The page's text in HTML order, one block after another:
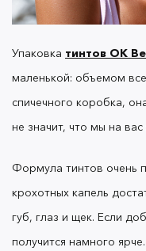
2. Тинты
продукты, тинты
морщинки на губах.
Мы рекомендуем
Упаковка тинтов OK
маленькой: объемом
спичечного коробка,
не значит, что мы на
Формула тинтов очень
крохотных капель
губ, глаз и щек. Если
получится намного